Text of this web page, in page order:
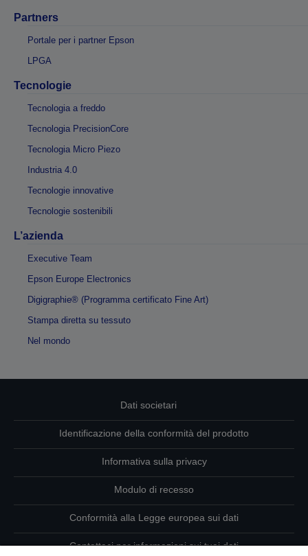
Partners
Portale per i partner Epson
LPGA
Tecnologie
Tecnologia a freddo
Tecnologia PrecisionCore
Tecnologia Micro Piezo
Industria 4.0
Tecnologie innovative
Tecnologie sostenibili
L’azienda
Executive Team
Epson Europe Electronics
Digigraphie® (Programma certificato Fine Art)
Stampa diretta su tessuto
Nel mondo
Dati societari
Identificazione della conformità del prodotto
Informativa sulla privacy
Modulo di recesso
Conformità alla Legge europea sui dati
Contattaci per informazioni sui tuoi dati